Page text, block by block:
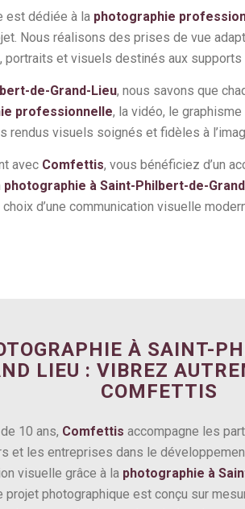
est dédiée à la photographie
Nous réalisons des prises de vue
portraits et visuels destinés aux
de-Grand-Lieu, nous savons que
professionnelle, la vidéo, le
rendus visuels soignés et fidèles à
avec Comfettis, vous bénéficiez d’un
photographie à Saint-Philbert-de-
d’une communication visuelle
À SAINT-
LIEU : VIBREZ
COMFETTIS
10 ans, Comfettis accompagne les
et les entreprises dans le
visuelle grâce à la photographie à
projet photographique est conçu sur